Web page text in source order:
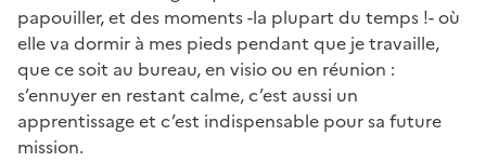
papouiller, et des moments -la plupart du temps !- où
elle va dormir à mes pieds pendant que je travaille,
que ce soit au bureau, en visio ou en réunion :
s’ennuyer en restant calme, c’est aussi un
apprentissage et c’est indispensable pour sa future
mission.